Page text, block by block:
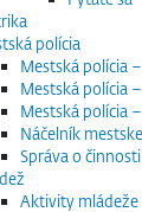
polícia
Mestská polícia
Mestská polícia
Mestská polícia
Náčelník
Správa o
Aktivity mládeže